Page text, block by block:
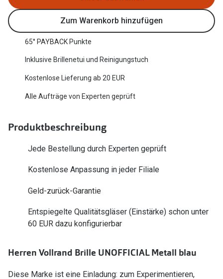
Back to School: 50% auf die zweite Kinderbrille
Trends
Ray-Ban Meta
Oakley Meta
Glaspakete
Glasveredelungen
Brillenglas Typen
Transitions Gläser
Stellest®-Brillengläser
Zubehör
Farbe
Zum Warenkorb hinzufügen
65° PAYBACK Punkte
Inklusive Brillenetui und Reinigungstuch
Kostenlose Lieferung ab 20 EUR
Alle Aufträge von Experten geprüft
Produktbeschreibung
Jede Bestellung durch Experten geprüft
Kostenlose Anpassung in jeder Filiale
Geld-zurück-Garantie
Entspiegelte Qualitätsgläser (Einstärke) schon unter
60 EUR dazu konfigurierbar
Herren Vollrand Brille UNOFFICIAL Metall blau
Diese Marke ist eine Einladung: zum Experimentieren,